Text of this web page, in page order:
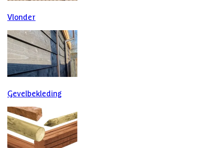
Vlonder
Gevelbekleding